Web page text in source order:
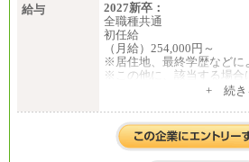
給与
2027新卒：
全職種共通
初任給
（月給）254,000円～
※居住地、最終学歴などに
※この他に、該当する場合
中途：
全職種共通
+ 続き